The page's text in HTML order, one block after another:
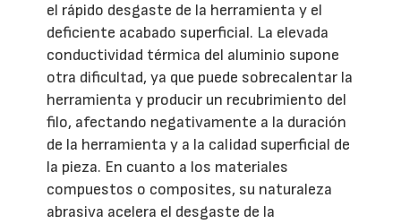
el rápido desgaste de la herramienta y el
deficiente acabado superficial. La elevada
conductividad térmica del aluminio supone
otra dificultad, ya que puede sobrecalentar la
herramienta y producir un recubrimiento del
filo, afectando negativamente a la duración
de la herramienta y a la calidad superficial de
la pieza. En cuanto a los materiales
compuestos o composites, su naturaleza
abrasiva acelera el desgaste de la